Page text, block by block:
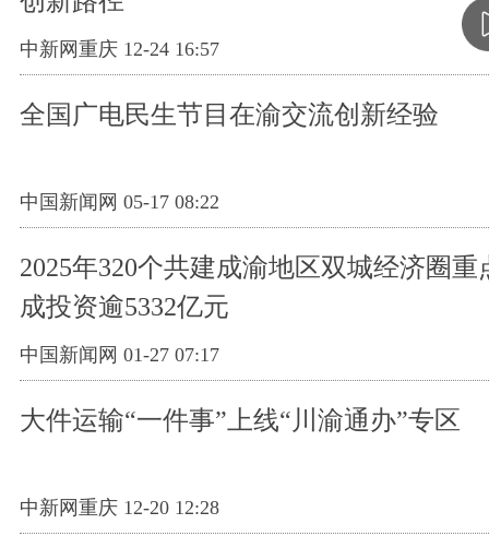
中新网重庆 12-24 16:57
全国广电民生节目在渝交流创新经验
中国新闻网 05-17 08:22
2025年320个共建成渝地区双城经济圈
成投资逾5332亿元
中国新闻网 01-27 07:17
大件运输“一件事”上线“川渝通办”专区
中新网重庆 12-20 12:28